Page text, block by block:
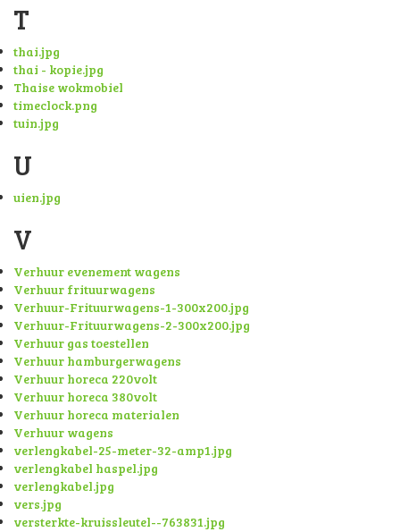
T
thai.jpg
thai - kopie.jpg
Thaise wokmobiel
timeclock.png
tuin.jpg
U
uien.jpg
V
Verhuur evenement wagens
Verhuur frituurwagens
Verhuur-Frituurwagens-1-300x200.jpg
Verhuur-Frituurwagens-2-300x200.jpg
Verhuur gas toestellen
Verhuur hamburgerwagens
Verhuur horeca 220volt
Verhuur horeca 380volt
Verhuur horeca materialen
Verhuur wagens
verlengkabel-25-meter-32-amp1.jpg
verlengkabel haspel.jpg
verlengkabel.jpg
vers.jpg
versterkte-kruissleutel--763831.jpg